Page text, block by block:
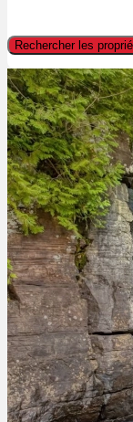
Rechercher les